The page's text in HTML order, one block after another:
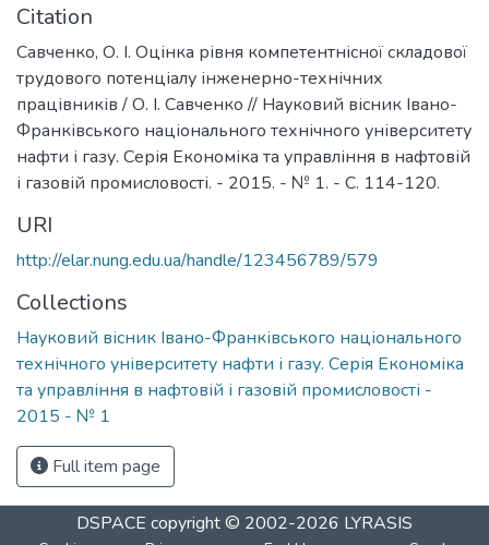
Citation
Савченко, О. І. Оцінка рівня компетентнісної складової
трудового потенціалу інженерно-технічних
працівників / О. І. Савченко // Науковий вісник Івано-
Франківського національного технічного університету
нафти і газу. Серія Економіка та управління в нафтовій
і газовій промисловості. - 2015. - № 1. - С. 114-120.
URI
http://elar.nung.edu.ua/handle/123456789/579
Collections
Науковий вісник Івано-Франківського національного
технічного університету нафти і газу. Серія Економіка
та управління в нафтовій і газовій промисловості -
2015 - № 1
Full item page
DSPACE copyright © 2002-2026 LYRASIS